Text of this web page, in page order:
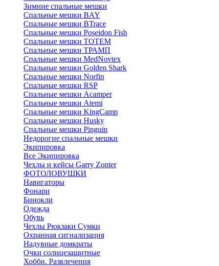
Зимние спальные мешки
Спальные мешки BAY
Спальные мешки BTrace
Спальные мешки Poseidon Fish
Спальные мешки ТОТЕМ
Спальные мешки ТРАМП
Cпальные мешки MedNovtex
Спальные мешки Golden Shark
Спальные мешки Norfin
Спальные мешки RSP
Спальные мешки Acamper
Спальные мешки Atemi
Спальные мешки KingCamp
Спальные мешки Husky
Спальные мешки Pinguin
Недорогие спальные мешки
Экипировка
Все Экипировка
Чехлы и кейсы Garry Zonter
ФОТОЛОВУШКИ
Навигаторы
Фонари
Бинокли
Одежда
Обувь
Чехлы Рюкзаки Сумки
Охранная сигнализация
Надувные домкраты
Очки солнцезащитные
Хобби. Развлечения